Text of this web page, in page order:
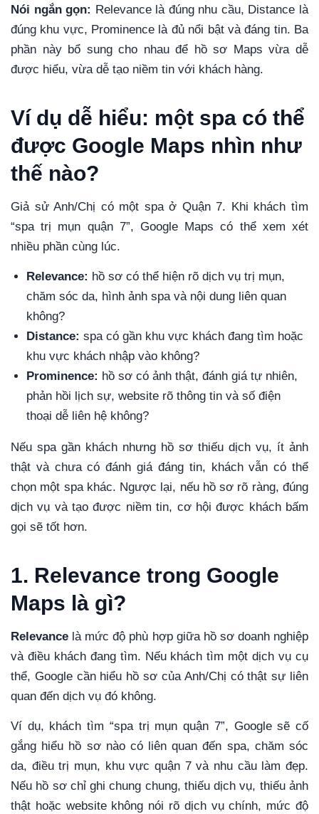
Nói ngắn gọn: Relevance là đúng nhu cầu, Distance là
đúng khu vực, Prominence là đủ nổi bật và đáng tin. Ba
phần này bổ sung cho nhau để hồ sơ Maps vừa dễ
được hiểu, vừa dễ tạo niềm tin với khách hàng.
Ví dụ dễ hiểu: một spa có thể
được Google Maps nhìn như
thế nào?
Giả sử Anh/Chị có một spa ở Quận 7. Khi khách tìm
“spa trị mụn quận 7”, Google Maps có thể xem xét
nhiều phần cùng lúc.
Relevance: hồ sơ có thể hiện rõ dịch vụ trị mụn,
chăm sóc da, hình ảnh spa và nội dung liên quan
không?
Distance: spa có gần khu vực khách đang tìm hoặc
khu vực khách nhập vào không?
Prominence: hồ sơ có ảnh thật, đánh giá tự nhiên,
phản hồi lịch sự, website rõ thông tin và số điện
thoại dễ liên hệ không?
Nếu spa gần khách nhưng hồ sơ thiếu dịch vụ, ít ảnh
thật và chưa có đánh giá đáng tin, khách vẫn có thể
chọn một spa khác. Ngược lại, nếu hồ sơ rõ ràng, đúng
dịch vụ và tạo được niềm tin, cơ hội được khách bấm
gọi sẽ tốt hơn.
1. Relevance trong Google
Maps là gì?
Relevance là mức độ phù hợp giữa hồ sơ doanh nghiệp
và điều khách đang tìm. Nếu khách tìm một dịch vụ cụ
thể, Google cần hiểu hồ sơ của Anh/Chị có thật sự liên
quan đến dịch vụ đó không.
Ví dụ, khách tìm “spa trị mụn quận 7”, Google sẽ cố
gắng hiểu hồ sơ nào có liên quan đến spa, chăm sóc
da, điều trị mụn, khu vực quận 7 và nhu cầu làm đẹp.
Nếu hồ sơ chỉ ghi chung chung, thiếu dịch vụ, thiếu ảnh
thật hoặc website không nói rõ dịch vụ chính, mức độ